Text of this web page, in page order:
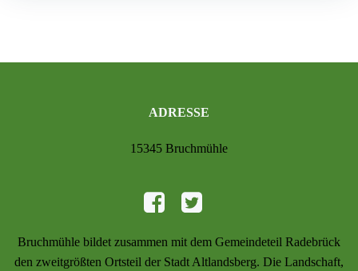
ADRESSE
15345 Bruchmühle
Bruchmühle bildet zusammen mit dem Gemeindeteil Radebrück
den zweitgrößten Ortsteil der Stadt Altlandsberg. Die Landschaft,